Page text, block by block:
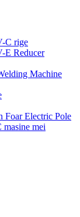
C rige
E Reducer
Machine
Foar Electric Pole
masine mei